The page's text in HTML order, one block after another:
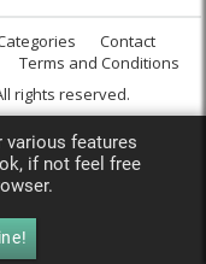
Contact
Terms and Conditions
rights reserved.
features
if not feel free